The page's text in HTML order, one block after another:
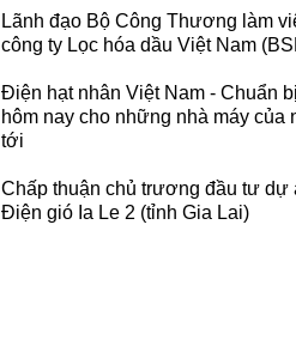
Lãnh đạo Bộ Công Thương làm
công ty Lọc hóa dầu Việt Nam
Điện hạt nhân Việt Nam - Chuẩn
hôm nay cho những nhà máy của
tới
Chấp thuận chủ trương đầu tư dự
Điện gió Ia Le 2 (tỉnh Gia Lai)